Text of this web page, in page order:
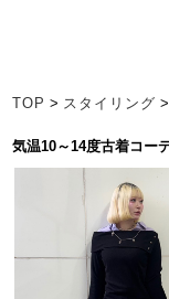
TOP > スタイリング
気温10～14度古着コー